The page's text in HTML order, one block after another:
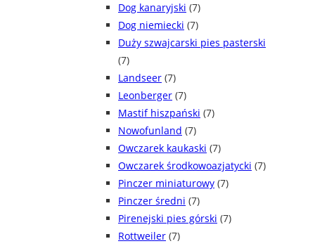
Dog kanaryjski (7)
Dog niemiecki (7)
Duży szwajcarski pies pasterski
(7)
Landseer (7)
Leonberger (7)
Mastif hiszpański (7)
Nowofunland (7)
Owczarek kaukaski (7)
Owczarek środkowoazjatycki (7)
Pinczer miniaturowy (7)
Pinczer średni (7)
Pirenejski pies górski (7)
Rottweiler (7)